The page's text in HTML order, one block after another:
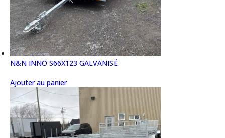
N&N INNO S66X123 GALVANISÉ
Ajouter au panier